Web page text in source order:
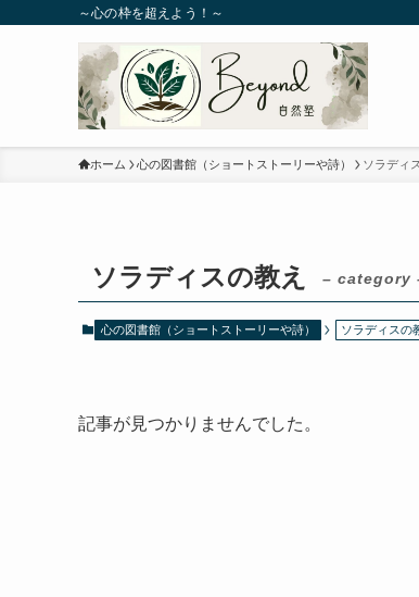
～心の枠を超えよう！～
ホーム 心の図書館（ショートストーリーや詩） ソラディ
ソラディスの教え – category
心の図書館（ショートストーリーや詩） ソラディスの
記事が見つかりませんでした。